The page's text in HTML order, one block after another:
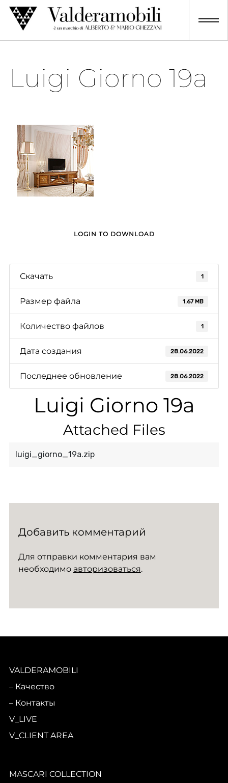
Skip
content
Luigi Giorno 19a
LOGIN TO DOWNLOAD
Скачать 1
Размер файла 1.67 MB
Количество файлов 1
Дата создания 28.06.2022
Последнее обновление 28.06.2022
Luigi Giorno 19a
Attached Files
luigi_giorno_19a.zip
Добавить комментарий
Для отправки комментария вам
необходимо авторизоваться.
VALDERAMOBILI
Качество
Контакты
V_LIVE
V_CLIENT AREA
MASCARI COLLECTION